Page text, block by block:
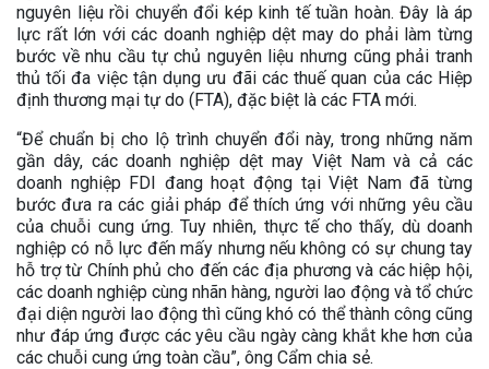
nguyên liệu rồi chuyển đổi kép kinh tế tuần hoàn. Đây là áp
lực rất lớn với các doanh nghiệp dệt may do phải làm từng
bước về nhu cầu tự chủ nguyên liệu nhưng cũng phải tranh
thủ tối đa việc tận dụng ưu đãi các thuế quan của các Hiệp
định thương mại tự do (FTA), đặc biệt là các FTA mới.
“Để chuẩn bị cho lộ trình chuyển đổi này, trong những năm
gần dây, các doanh nghiệp dệt may Việt Nam và cả các
doanh nghiệp FDI đang hoạt động tại Việt Nam đã từng
bước đưa ra các giải pháp để thích ứng với những yêu cầu
của chuỗi cung ứng. Tuy nhiên, thực tế cho thấy, dù doanh
nghiệp có nỗ lực đến mấy nhưng nếu không có sự chung tay
hỗ trợ từ Chính phủ cho đến các địa phương và các hiệp hội,
các doanh nghiệp cùng nhãn hàng, người lao động và tổ chức
đại diện người lao động thì cũng khó có thể thành công cũng
như đáp ứng được các yêu cầu ngày càng khắt khe hơn của
các chuỗi cung ứng toàn cầu”, ông Cẩm chia sẻ.